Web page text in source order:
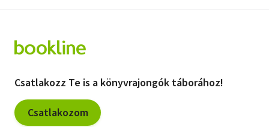
Csatlakozz Te is a könyvrajongók táborához!
Csatlakozom